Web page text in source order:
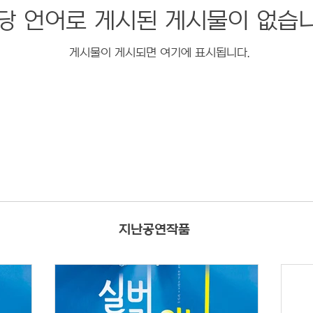
언어로 게시된 게시물이 없습
게시물이 게시되면 여기에 표시됩니다.
지난공연작품